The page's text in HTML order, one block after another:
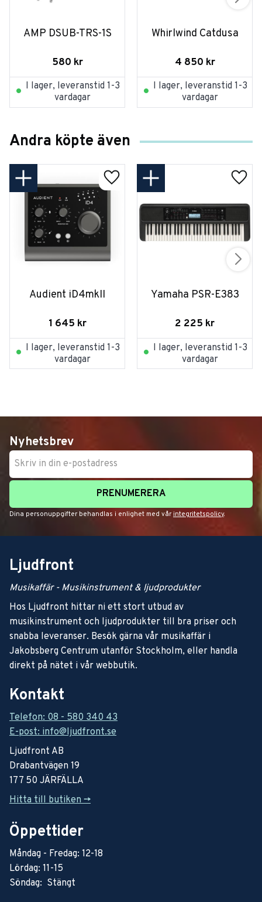
AMP DSUB-TRS-1S
580 kr
I lager, leveranstid 1-3
vardagar
Whirlwind Catdusa
4 850 kr
I lager, leveranstid 1-3
vardagar
Andra köpte även
Audient iD4mkII
1 645 kr
I lager, leveranstid 1-3
vardagar
Yamaha PSR-E383
2 225 kr
I lager, leveranstid 1-3
vardagar
Nyhetsbrev
PRENUMERERA
Dina personuppgifter behandlas i enlighet med vår integritetspolicy.
Ljudfront
Musikaffär - Musikinstrument & ljudprodukter
Hos Ljudfront hittar ni ett stort utbud av
musikinstrument och ljudprodukter till bra priser och
snabba leveranser. Besök gärna vår musikaffär i
Jakobsberg Centrum utanför Stockholm, eller handla
direkt på nätet i vår webbutik.
Kontakt
Telefon: 08 - 580 340 43
E-post: info@ljudfront.se
Ljudfront AB
Drabantvägen 19
177 50 JÄRFÄLLA
Hitta till butiken ->
Öppettider
Måndag - Fredag: 12-18
Lördag: 11-15
Söndag: Stängt